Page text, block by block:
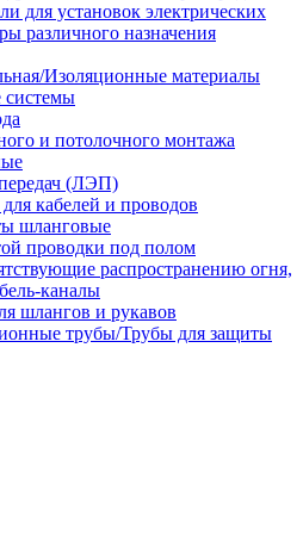
для установок электрических
различного назначения
Изоляционные материалы
системы
и потолочного монтажа
(ЛЭП)
кабелей и проводов
шланговые
проводки под полом
распространению огня,
каналы
шлангов и рукавов
трубы/Трубы для защиты